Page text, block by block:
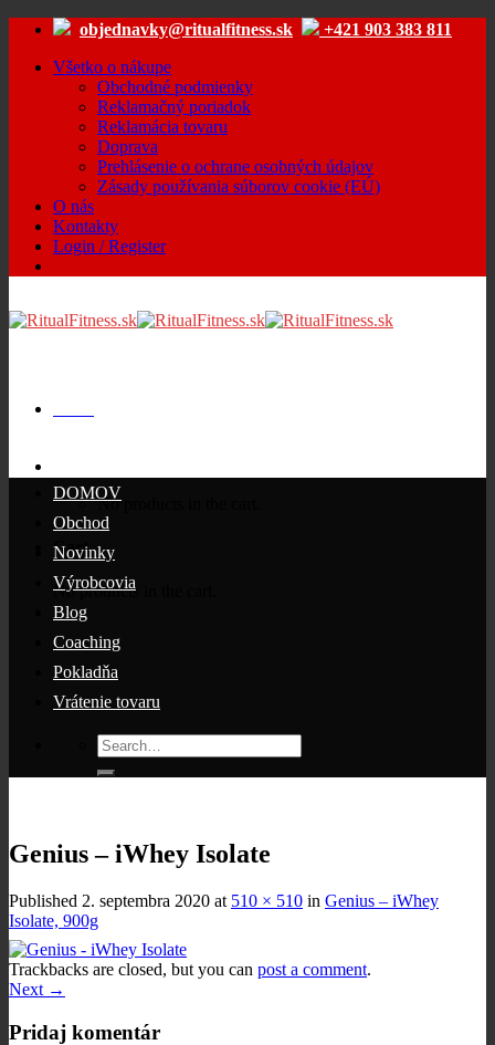
Skip
content
objednavky@ritualfitness.sk
+421 903 383 811
Všetko o nákupe
Obchodné podmienky
Reklamačný poriadok
Reklamácia tovaru
Doprava
Prehlásenie o ochrane osobných údajov
Zásady používania súborov cookie (EÚ)
O nás
Kontakty
Login / Register
No products in the cart.
Cart
No products in the cart.
DOMOV
Obchod
Novinky
Výrobcovia
Blog
Coaching
Pokladňa
Vrátenie tovaru
Search
for:
Genius – iWhey Isolate
Published 2. septembra 2020 at 510 × 510 in Genius – iWhey
Isolate, 900g
Trackbacks are closed, but you can post a comment.
Next →
Pridaj komentár